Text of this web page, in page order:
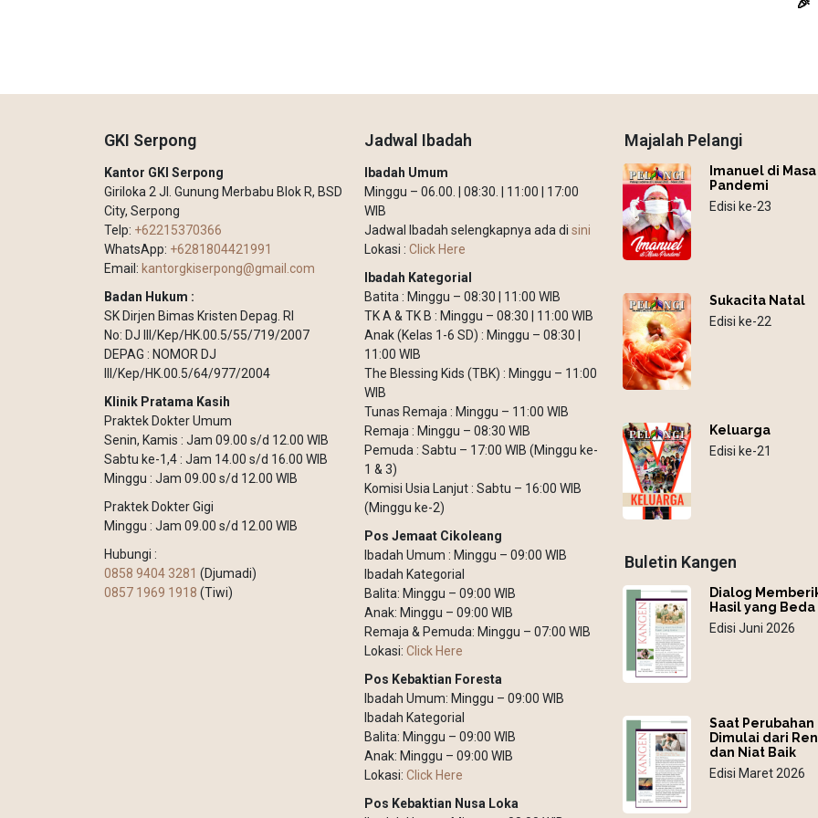
GKI Serpong
Kantor GKI Serpong
Giriloka 2 Jl. Gunung Merbabu Blok R, BSD
City, Serpong
Telp: +62215370366
WhatsApp: +6281804421991
Email: kantorgkiserpong@gmail.com
Badan Hukum :
SK Dirjen Bimas Kristen Depag. RI
No: DJ III/Kep/HK.00.5/55/719/2007
DEPAG : NOMOR DJ
III/Kep/HK.00.5/64/977/2004
Klinik Pratama Kasih
Praktek Dokter Umum
Senin, Kamis : Jam 09.00 s/d 12.00 WIB
Sabtu ke-1,4 : Jam 14.00 s/d 16.00 WIB
Minggu : Jam 09.00 s/d 12.00 WIB
Praktek Dokter Gigi
Minggu : Jam 09.00 s/d 12.00 WIB
Hubungi :
0858 9404 3281 (Djumadi)
0857 1969 1918 (Tiwi)
Jadwal Ibadah
Ibadah Umum
Minggu – 06.00. | 08:30. | 11:00 | 17:00
WIB
Jadwal Ibadah selengkapnya ada di sini
Lokasi : Click Here
Ibadah Kategorial
Batita : Minggu – 08:30 | 11:00 WIB
TK A & TK B : Minggu – 08:30 | 11:00 WIB
Anak (Kelas 1-6 SD) : Minggu – 08:30 |
11:00 WIB
The Blessing Kids (TBK) : Minggu – 11:00
WIB
Tunas Remaja : Minggu – 11:00 WIB
Remaja : Minggu – 08:30 WIB
Pemuda : Sabtu – 17:00 WIB (Minggu ke-
1 & 3)
Komisi Usia Lanjut : Sabtu – 16:00 WIB
(Minggu ke-2)
Pos Jemaat Cikoleang
Ibadah Umum : Minggu – 09:00 WIB
Ibadah Kategorial
Balita: Minggu – 09:00 WIB
Anak: Minggu – 09:00 WIB
Remaja & Pemuda: Minggu – 07:00 WIB
Lokasi: Click Here
Pos Kebaktian Foresta
Ibadah Umum: Minggu – 09:00 WIB
Ibadah Kategorial
Balita: Minggu – 09:00 WIB
Anak: Minggu – 09:00 WIB
Lokasi: Click Here
Pos Kebaktian Nusa Loka
Majalah Pelangi
Imanuel di Masa
Pandemi
Edisi ke-23
Sukacita Natal
Edisi ke-22
Keluarga
Edisi ke-21
Buletin Kangen
Dialog
Hasil yang Beda
Edisi Juni 2026
Saat Perubahan
Dimulai dari
dan Niat Baik
Edisi Maret 2026